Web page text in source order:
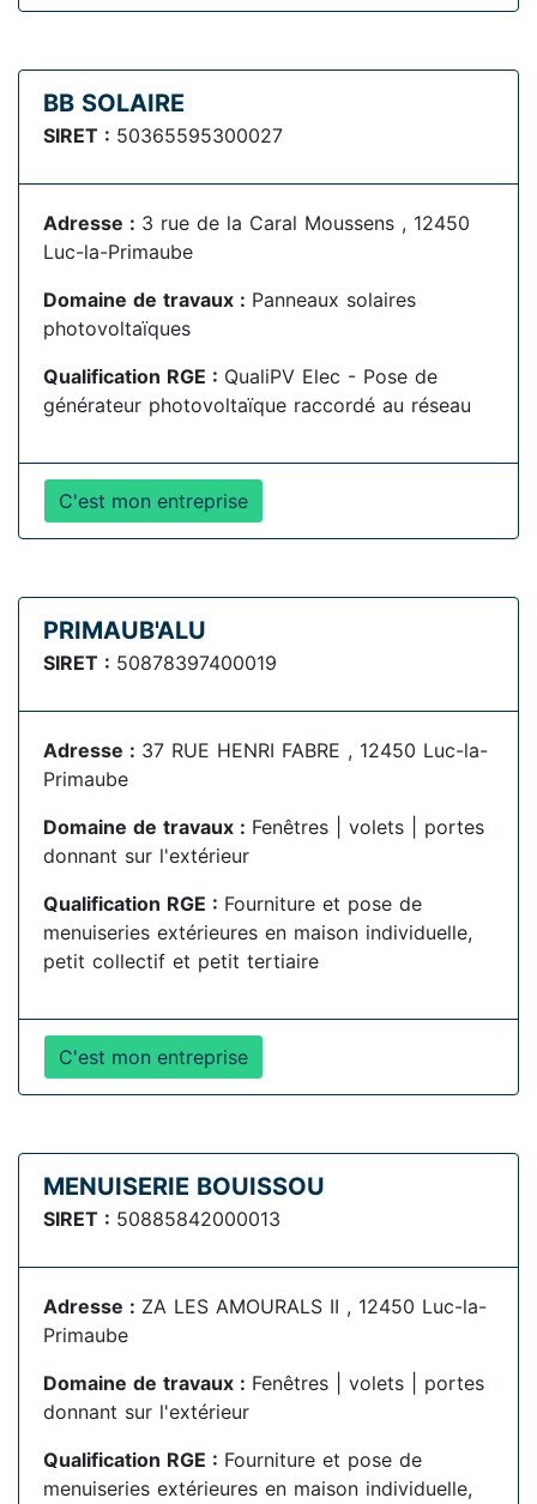
BB SOLAIRE
SIRET : 50365595300027
Adresse : 3 rue de la Caral Moussens , 12450
Luc-la-Primaube
Domaine de travaux : Panneaux solaires
photovoltaïques
Qualification RGE : QualiPV Elec - Pose de
générateur photovoltaïque raccordé au réseau
C'est mon entreprise
PRIMAUB'ALU
SIRET : 50878397400019
Adresse : 37 RUE HENRI FABRE , 12450 Luc-la-
Primaube
Domaine de travaux : Fenêtres | volets | portes
donnant sur l'extérieur
Qualification RGE : Fourniture et pose de
menuiseries extérieures en maison individuelle,
petit collectif et petit tertiaire
C'est mon entreprise
MENUISERIE BOUISSOU
SIRET : 50885842000013
Adresse : ZA LES AMOURALS II , 12450 Luc-la-
Primaube
Domaine de travaux : Fenêtres | volets | portes
donnant sur l'extérieur
Qualification RGE : Fourniture et pose de
menuiseries extérieures en maison individuelle,